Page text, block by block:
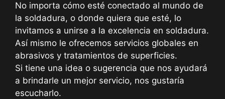
No importa cómo esté conectado al mundo de
la soldadura, o donde quiera que esté, lo
invitamos a unirse a la excelencia en soldadura.
Así mismo le ofrecemos servicios globales en
abrasivos y tratamientos de superficies.
Si tiene una idea o sugerencia que nos ayudará
a brindarle un mejor servicio, nos gustaría
escucharlo.